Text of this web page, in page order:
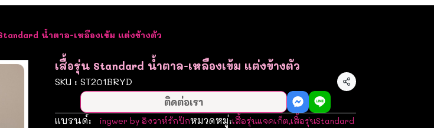
น้ำตาล-เหลืองเข้ม แต่งข้างตัว
เสื้อรุ่น Standard น้ำตาล-เหลืองเข้ม แต่งข้างตัว
SKU : ST201BRYD
แชร์
ติดต่อเรา
แบรนด์:
ingwer by อิงวาห์รักปักหมวดหมู่:เสื้อรุ่นแจคเก็ต,เสื้อรุ่นStandard